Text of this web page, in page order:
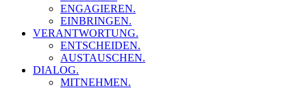
ENGAGIEREN.
EINBRINGEN.
VERANTWORTUNG.
ENTSCHEIDEN.
AUSTAUSCHEN.
DIALOG.
MITNEHMEN.